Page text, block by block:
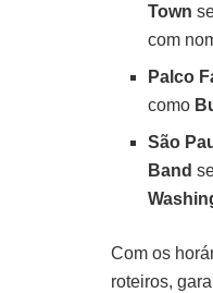
Town
com
Palco
como
São
Band
Com os
roteiros,